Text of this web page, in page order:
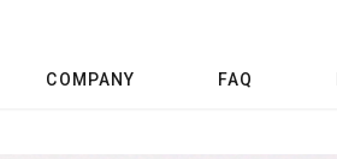
COMPANY FAQ